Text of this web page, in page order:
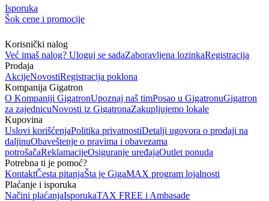
Isporuka
Šok cene i promocije
Korisnički nalog
Već imaš nalog? Uloguj se sadaZaboravljena lozinkaRegistracija
Prodaja
AkcijeNovostiRegistracija poklona
Kompanija Gigatron
O Kompaniji GigatronUpoznaj naš timPosao u GigatronuGigatron
za zajednicuNovosti iz GigatronaZakupljujemo lokale
Kupovina
Uslovi korišćenjaPolitika privatnostiDetalji ugovora o prodaji na
daljinuObaveštenje o pravima i obavezama
potrošačaReklamacijeOsiguranje uređajaOutlet ponuda
Potrebna ti je pomoć?
KontaktČesta pitanjaŠta je GigaMAX program lojalnosti
Plaćanje i isporuka
Načini plaćanjaIsporukaTAX FREE i Ambasade